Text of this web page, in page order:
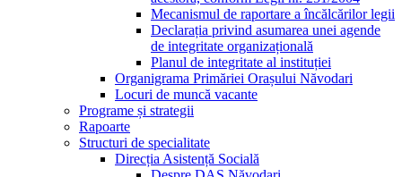
Mecanismul de raportare a încălcărilor legii
Declarația privind asumarea unei agende
de integritate organizațională
Planul de integritate al instituției
Organigrama Primăriei Orașului Năvodari
Locuri de muncă vacante
Programe și strategii
Rapoarte
Structuri de specialitate
Direcția Asistență Socială